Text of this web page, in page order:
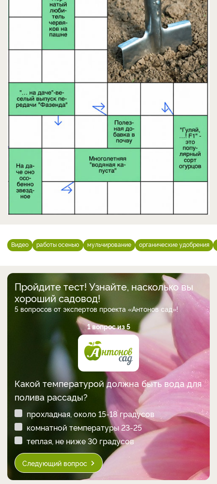
Видео работы осенью мульчирование органические удобрения
Пройдите тест! Узнайте, насколько вы
хороший садовод!
5 вопросов от экспертов проекта «Антонов сад»!
1 вопрос из 5
Какой температурой должна быть вода для
полива рассады?
прохладная, около 15-18 градусов
комнатной температуры 23-25
теплая, не ниже 30 градусов
Следующий вопрос